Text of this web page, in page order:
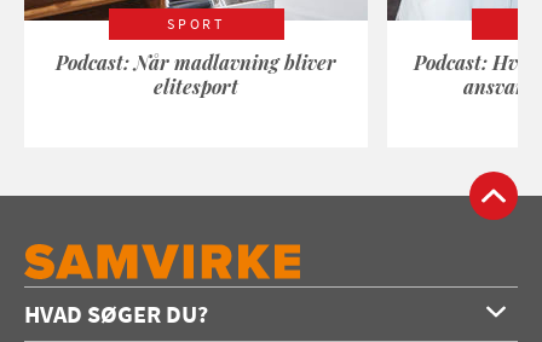
SPORT
Podcast: Når madlavning bliver
elitesport
Podcast:
HVAD SØGER DU?